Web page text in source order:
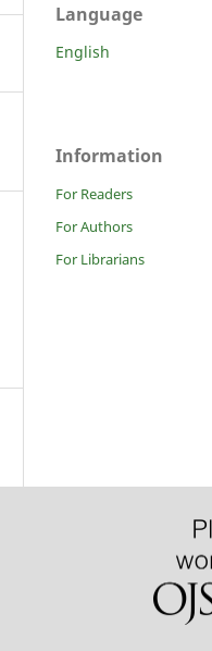
Language
English
Information
For Readers
For Authors
For Librarians